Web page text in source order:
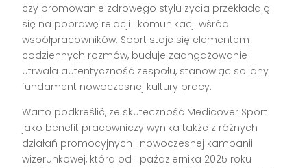
czy promowanie zdrowego stylu życia przekładają
się na poprawę relacji i komunikacji wśród
współpracowników. Sport staje się elementem
codziennych rozmów, buduje zaangażowanie i
utrwala autentyczność zespołu, stanowiąc solidny
fundament nowoczesnej kultury pracy.
Warto podkreślić, że skuteczność Medicover Sport
jako benefit pracowniczy wynika także z różnych
działań promocyjnych i nowoczesnej kampanii
wizerunkowej, która od 1 października 2025 roku